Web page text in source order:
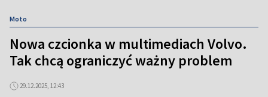
Moto
Nowa czcionka w multimediach Volvo.
Tak chcą ograniczyć ważny problem
29.12.2025, 12:43